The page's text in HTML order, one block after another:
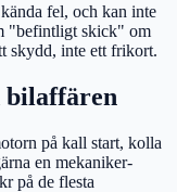
fel, och kan inte
"befintligt skick" om
skydd, inte ett frikort.
bilaffären
på kall start, kolla
en mekaniker-
på de flesta